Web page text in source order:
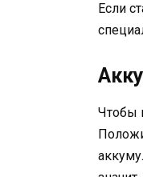
Если
Чтобы